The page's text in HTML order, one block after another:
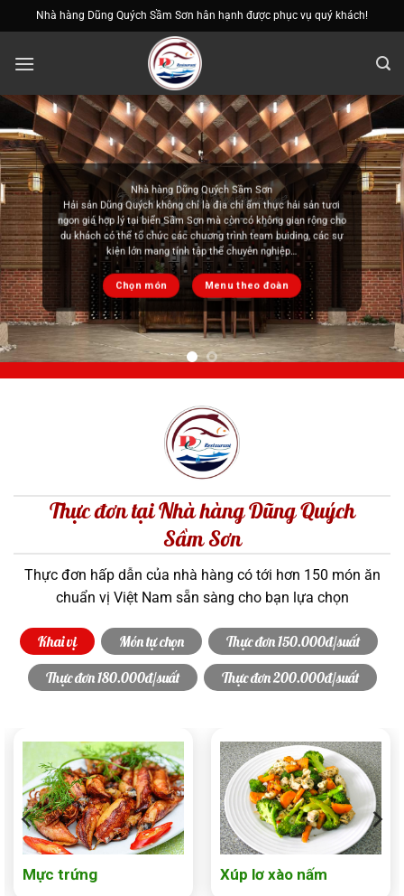
qua
nội
Nhà hàng Dũng Quých Sầm Sơn hân hạnh được phục vụ quý khách!
Ẩm thực việt nam
Không gì tuyệt vời bằng thưởng thức ẩm thực Việt Nam cùng gia
đình và người thân. Chúng tôi cung cấp các món lẩu chuẩn vị ẩm
thực Việt Nam mang đến cảm giác quen thuộc nhưng cực kỳ đặc
sắc cho bạn thưởng thức
Chọn món Menu theo đoàn
Thực đơn tại Nhà hàng Dũng Quých
Sầm Sơn
Thực đơn hấp dẫn của nhà hàng có tới hơn 150 món ăn
chuẩn vị Việt Nam sẵn sàng cho bạn lựa chọn
Khai vị Món tự chọn
Thực đơn 150.000đ/suất
Thực đơn 180.000đ/suất
Thực đơn 200.000đ/suất
Mực trứng Xúp lơ xào nấm